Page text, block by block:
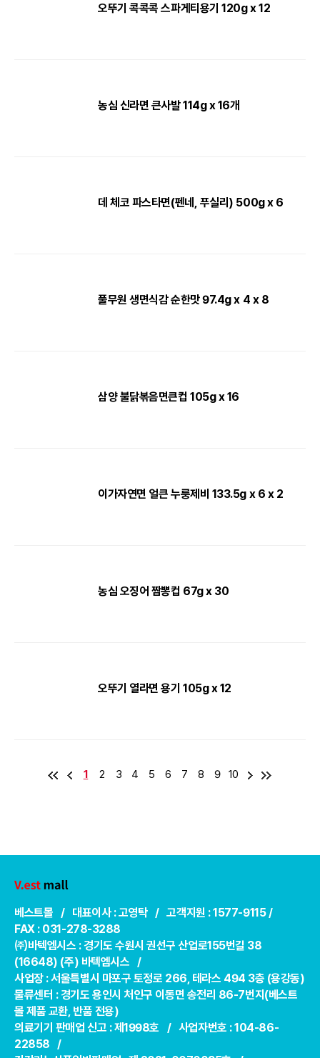
오뚜기 콕콕콕 스파게티용기 120g x 12
농심 신라면 큰사발 114g x 16개
데 체코 파스타면(펜네, 푸실리) 500g x 6
풀무원 생면식감 순한맛 97.4g x 4 x 8
삼양 불닭볶음면큰컵 105g x 16
이가자연면 얼큰 누룽제비 133.5g x 6 x 2
농심 오징어 짬뽕컵 67g x 30
오뚜기 열라면 용기 105g x 12
1 2 3 4 5 6 7 8 9 10
베스트몰 / 대표이사 : 고영탁 / 고객지원 : 1577-9115 /
FAX : 031-278-3288
㈜바텍엠시스 : 경기도 수원시 권선구 산업로155번길 38
(16648) (주) 바텍엠시스 /
사업장 : 서울특별시 마포구 토정로 266, 테라스 494 3층 (용강동)
물류센터 : 경기도 용인시 처인구 이동면 송전리 86-7번지(베스트
몰 제품 교환, 반품 전용)
의료기기 판매업 신고 : 제1998호 / 사업자번호 : 104-86-
22858 /